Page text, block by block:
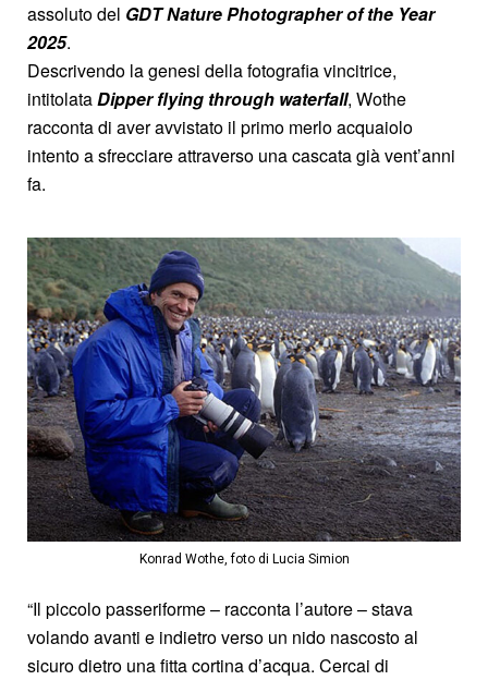
assoluto del GDT Nature Photographer of the Year
2025.
Descrivendo la genesi della fotografia vincitrice,
intitolataDipper flying through waterfall, Wothe
racconta di aver avvistato il primo merlo acquaiolo
intento a sfrecciare attraverso una cascata già vent’anni
fa.
Konrad Wothe, foto di Lucia Simion
“Il piccolo passeriforme – racconta l’autore – stava
volando avanti e indietro verso un nido nascosto al
sicuro dietro una fitta cortina d’acqua. Cercai di